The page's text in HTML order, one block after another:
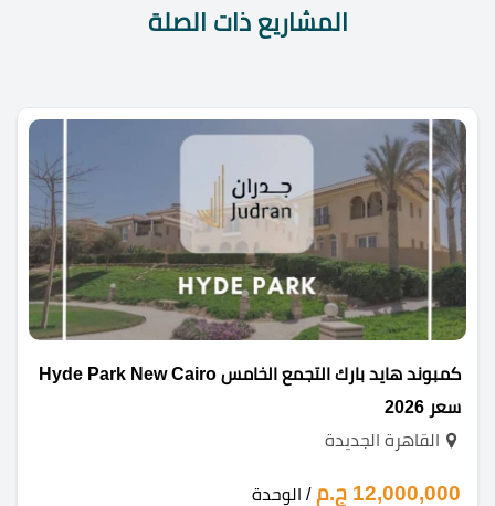
المشاريع ذات الصلة
كمبوند هايد بارك التجمع الخامس Hyde Park New Cairo
سعر 2026
القاهرة الجديدة
12,000,000 ج.م / الوحدة